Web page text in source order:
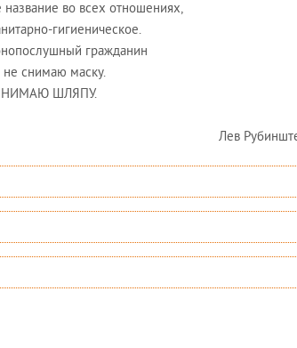
во всех отношениях,
­гигиеническое.
гражданин
не снимаю маску.
ШЛЯПУ.